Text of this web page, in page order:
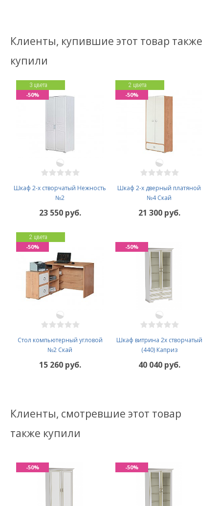
Клиенты, купившие этот товар также
купили
Шкаф 2-х створчатый Нежность
№2
3 цвета
23 550 руб.
-50%
Шкаф 2-х дверный платяной
№4 Скай
2 цвета
21 300 руб.
-50%
Стол компьютерный угловой
№2 Скай
2 цвета
15 260 руб.
-50%
Шкаф витрина 2х створчатый
(440) Каприз
40 040 руб.
-50%
Клиенты, смотревшие этот товар
также купили
-50% -50%